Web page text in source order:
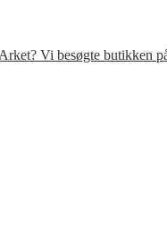
Vi besøgte